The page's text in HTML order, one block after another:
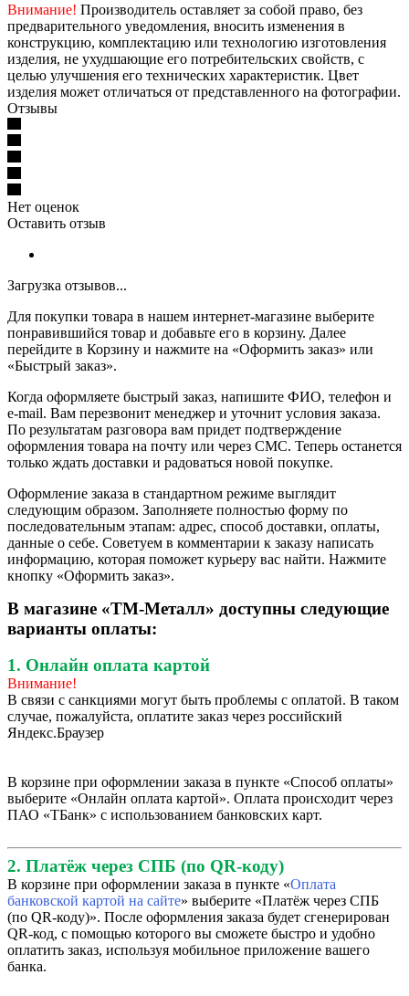
Внимание! Производитель оставляет за собой право, без
предварительного уведомления, вносить изменения в
конструкцию, комплектацию или технологию изготовления
изделия, не ухудшающие его потребительских свойств, с
целью улучшения его технических характеристик. Цвет
изделия может отличаться от представленного на фотографии.
Отзывы
Нет оценок
Оставить отзыв
Загрузка отзывов...
Для покупки товара в нашем интернет-магазине выберите
понравившийся товар и добавьте его в корзину. Далее
перейдите в Корзину и нажмите на «Оформить заказ» или
«Быстрый заказ».
Когда оформляете быстрый заказ, напишите ФИО, телефон и
e-mail. Вам перезвонит менеджер и уточнит условия заказа.
По результатам разговора вам придет подтверждение
оформления товара на почту или через СМС. Теперь останется
только ждать доставки и радоваться новой покупке.
Оформление заказа в стандартном режиме выглядит
следующим образом. Заполняете полностью форму по
последовательным этапам: адрес, способ доставки, оплаты,
данные о себе. Советуем в комментарии к заказу написать
информацию, которая поможет курьеру вас найти. Нажмите
кнопку «Оформить заказ».
В магазине «ТМ-Металл» доступны следующие
варианты оплаты:
1. Онлайн оплата картой
Внимание!
В связи с санкциями могут быть проблемы с оплатой. В таком
случае, пожалуйста, оплатите заказ через российский
Яндекс.Браузер
В корзине при оформлении заказа в пункте «Способ оплаты»
выберите «Онлайн оплата картой». Оплата происходит через
ПАО «ТБанк» с использованием банковских карт.
2. Платёж через СПБ (по QR-коду)
В корзине при оформлении заказа в пункте «Оплата
банковской картой на сайте» выберите «Платёж через СПБ
(по QR-коду)». После оформления заказа будет сгенерирован
QR-код, с помощью которого вы сможете быстро и удобно
оплатить заказ, используя мобильное приложение вашего
банка.